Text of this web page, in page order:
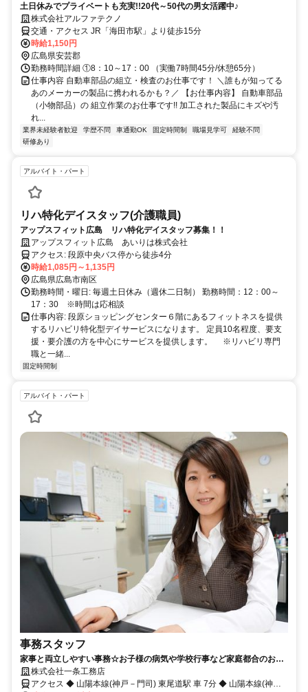
土日休みでプライベートも充実!!20代～50代の男女活躍中♪
株式会社アルファテクノ
交通・アクセス JR「海田市駅」より徒歩15分
時給1,150円
広島県安芸郡
勤務時間詳細 ①8：10～17：00 （実働7時間45分/休憩65分）
仕事内容 自動車部品の組立・検査のお仕事です！ ＼誰もが知ってる
あのメーカーの製品に携われるかも？／ 【お仕事内容】 自動車部品
（小物部品）の 組立作業のお仕事です!! 加工された製品にキズや汚
れ...
業界未経験者歓迎 学歴不問 車通勤OK 固定時間制 職場見学可
経験不問
研修あり
アルバイト・パート
リハ特化デイスタッフ(介護職員)
アップスフィット広島 リハ特化デイスタッフ募集！！
アップスフィット広島 あいりは株式会社
アクセス: 段原中央バス停から徒歩4分
時給1,085円～1,135円
広島県広島市南区
勤務時間・曜日: 毎週土日休み（週休二日制） 勤務時間：12：00～
17：30 ※時間は応相談
仕事内容: 段原ショッピングセンター６階にあるフィットネスを提供
するリハビリ特化型デイサービスになります。 定員10名程度、要支
援・要介護の方を中心にサービスを提供します。 ※リハビリ専門
職と一緒...
固定時間制
アルバイト・パート
事務スタッフ
家事と両立しやすい事務☆お子様の病気や学校行事など家庭都合のお休
みも相談できます！
株式会社一条工務店
アクセス ◆ 山陽本線(神戸－門司) 東尾道駅 車 7分 ◆ 山陽本線(神戸